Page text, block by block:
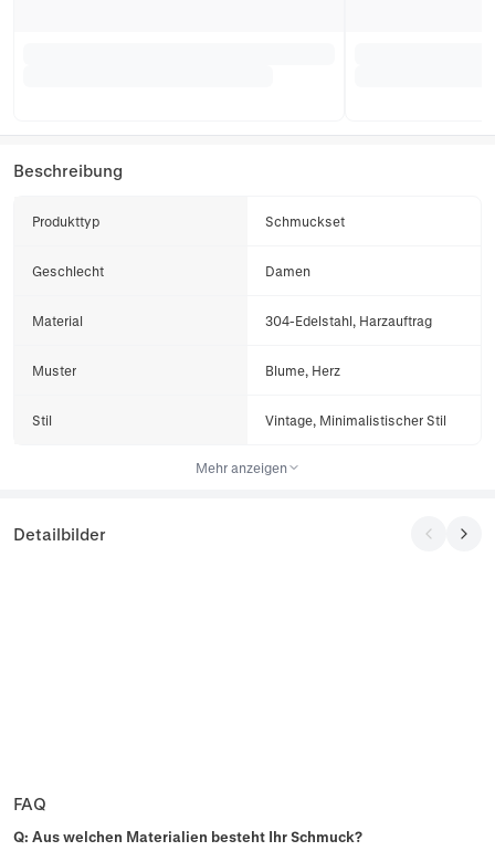
Beschreibung
Produkttyp Schmuckset
Geschlecht Damen
Material 304-Edelstahl, Harzauftrag
Muster Blume, Herz
Stil Vintage, Minimalistischer Stil
Mehr anzeigen
Detailbilder
FAQ
Q: Aus welchen Materialien besteht Ihr Schmuck?